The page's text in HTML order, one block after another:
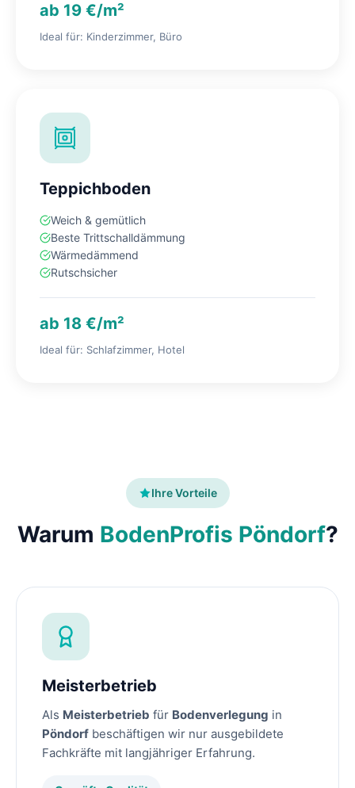
ab 19 €/m²
Ideal für: Kinderzimmer, Büro
Teppichboden
Weich & gemütlich
Beste Trittschalldämmung
Wärmedämmend
Rutschsicher
ab 18 €/m²
Ideal für: Schlafzimmer, Hotel
Ihre Vorteile
Warum BodenProfis Pöndorf?
Meisterbetrieb
Als Meisterbetrieb für Bodenverlegung in
Pöndorf beschäftigen wir nur ausgebildete
Fachkräfte mit langjähriger Erfahrung.